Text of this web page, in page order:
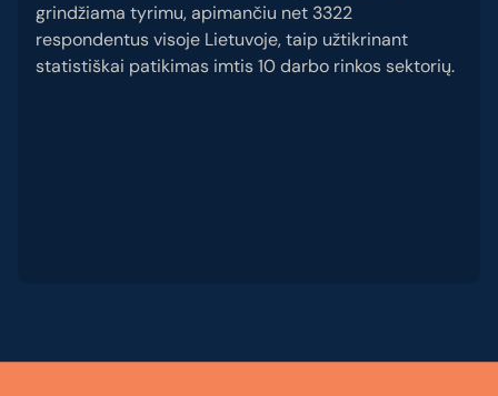
grindžiama tyrimu, apimančiu net 3322
respondentus visoje Lietuvoje, taip užtikrinant
statistiškai patikimas imtis 10 darbo rinkos sektorių.